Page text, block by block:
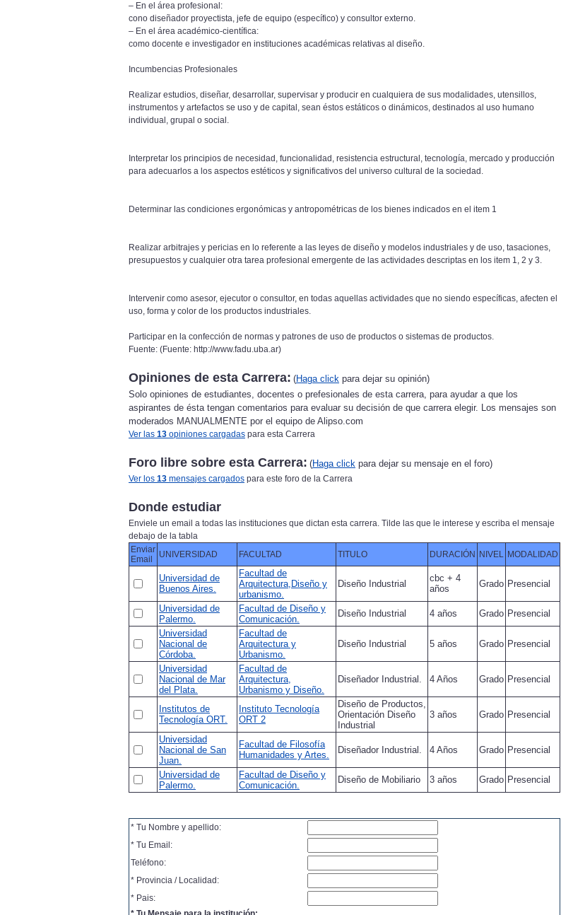
– En el área profesional:
cono diseñador proyectista, jefe de equipo (específico) y consultor externo.
– En el área académico-científica:
como docente e investigador en instituciones académicas relativas al diseño.
Incumbencias Profesionales
Realizar estudios, diseñar, desarrollar, supervisar y producir en cualquiera de sus modalidades, utensillos,
instrumentos y artefactos se uso y de capital, sean éstos estáticos o dinámicos, destinados al uso humano
individual, grupal o social.
Interpretar los principios de necesidad, funcionalidad, resistencia estructural, tecnología, mercado y producción
para adecuarlos a los aspectos estéticos y significativos del universo cultural de la sociedad.
Determinar las condiciones ergonómicas y antropométricas de los bienes indicados en el item 1
Realizar arbitrajes y pericias en lo referente a las leyes de diseño y modelos industriales y de uso, tasaciones,
presupuestos y cualquier otra tarea profesional emergente de las actividades descriptas en los item 1, 2 y 3.
Intervenir como asesor, ejecutor o consultor, en todas aquellas actividades que no siendo específicas, afecten el
uso, forma y color de los productos industriales.
Participar en la confección de normas y patrones de uso de productos o sistemas de productos.
Fuente: (Fuente: http://www.fadu.uba.ar)
Opiniones de esta Carrera: (Haga click para dejar su opinión)
Solo opiniones de estudiantes, docentes o prefesionales de esta carrera, para ayudar a que los
aspirantes de ésta tengan comentarios para evaluar su decisión de que carrera elegir. Los mensajes son
moderados MANUALMENTE por el equipo de Alipso.com
Ver las 13 opiniones cargadas para esta Carrera
Foro libre sobre esta Carrera: (Haga click para dejar su mensaje en el foro)
Ver los 13 mensajes cargados para este foro de la Carrera
Donde estudiar
Enviele un email a todas las instituciones que dictan esta carrera. Tilde las que le interese y escriba el mensaje
debajo de la tabla
Enviar
Email
UNIVERSIDAD FACULTAD TITULO DURACIÓN NIVEL MODALIDAD
Universidad de
Buenos Aires.
Facultad de
Arquitectura,Diseño y
urbanismo.
Diseño Industrial
cbc + 4
años
Grado Presencial
Universidad de
Palermo.
Facultad de Diseño y
Comunicación.
Diseño Industrial 4 años Grado Presencial
Universidad
Nacional de
Córdoba.
Facultad de
Arquitectura y
Urbanismo.
Diseño Industrial 5 años Grado Presencial
Universidad
Nacional de Mar
del Plata.
Facultad de
Arquitectura,
Urbanismo y Diseño.
Diseñador Industrial. 4 Años Grado Presencial
Institutos de
Tecnología ORT.
Instituto Tecnología
ORT 2
Diseño de Productos,
Orientación Diseño
Industrial
3 años Grado Presencial
Universidad
Nacional de San
Juan.
Facultad de Filosofía
Humanidades y Artes.
Diseñador Industrial. 4 Años Grado Presencial
Universidad de
Palermo.
Facultad de Diseño y
Comunicación.
Diseño de Mobiliario 3 años Grado Presencial
* Tu Nombre y apellido:
* Tu Email:
Teléfono:
* Provincia / Localidad:
* Pais: